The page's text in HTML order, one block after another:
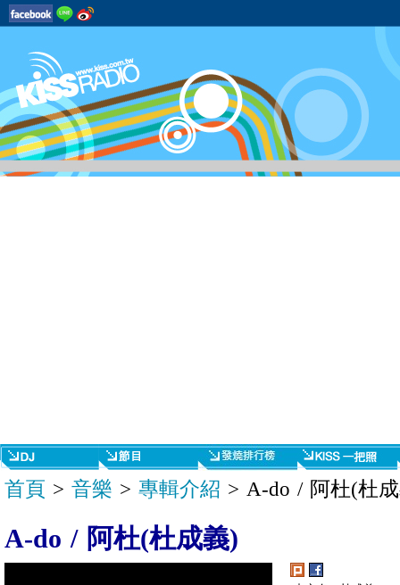
首頁 > 音樂 > 專輯介紹 > A-do / 阿杜(杜
A-do / 阿杜(杜成義)